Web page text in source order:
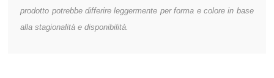
prodotto potrebbe differire leggermente per forma e colore in base
alla stagionalità e disponibilità.